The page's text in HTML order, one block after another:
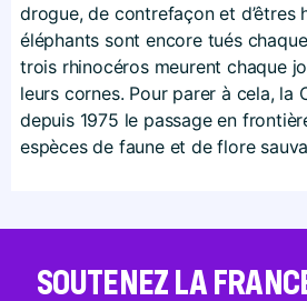
drogue, de contrefaçon et d’êtres
éléphants sont encore tués
trois rhinocéros meurent chaque
leurs cornes. Pour parer à cela, la
depuis 1975 le passage en
espèces de faune et de flore
SOUTENEZ LA